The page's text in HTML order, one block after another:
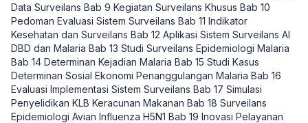
Data Surveilans Bab 9 Kegiatan Surveilans Khusus Bab 10
Pedoman Evaluasi Sistem Surveilans Bab 11 Indikator
Kesehatan dan Surveilans Bab 12 Aplikasi Sistem Surveilans AI
DBD dan Malaria Bab 13 Studi Surveilans Epidemiologi Malaria
Bab 14 Determinan Kejadian Malaria Bab 15 Studi Kasus
Determinan Sosial Ekonomi Penanggulangan Malaria Bab 16
Evaluasi Implementasi Sistem Surveilans Bab 17 Simulasi
Penyelidikan KLB Keracunan Makanan Bab 18 Surveilans
Epidemiologi Avian Influenza H5N1 Bab 19 Inovasi Pelayanan